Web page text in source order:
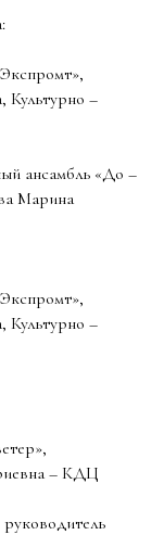
Культурно –
ансамбль «До –
Марина
Культурно –
– КДЦ